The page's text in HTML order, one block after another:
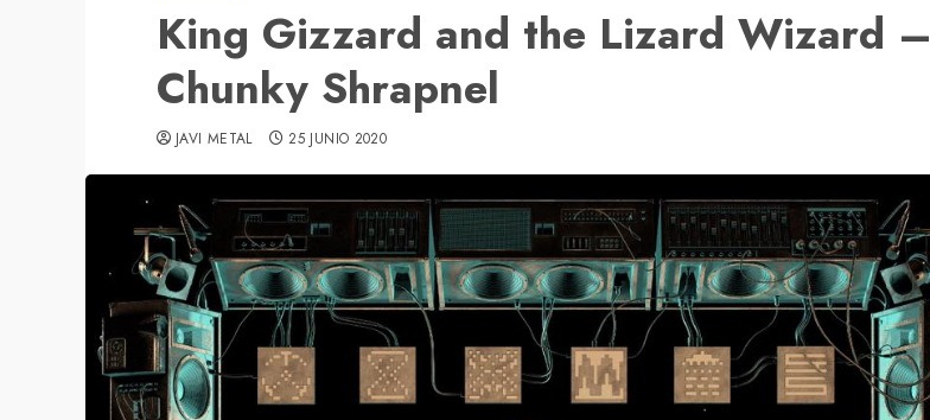
King Gizzard and the Lizard Wizard –
Chunky Shrapnel
JAVI METAL 25 JUNIO 2020